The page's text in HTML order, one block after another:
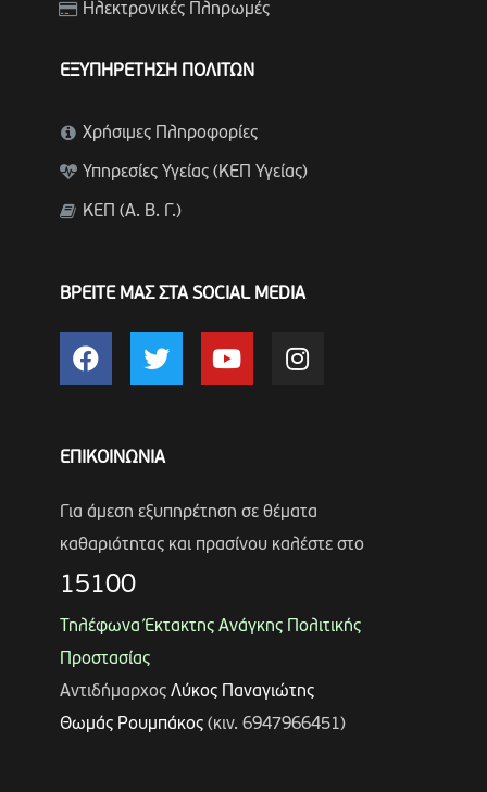
Ηλεκτρονικές Πληρωμές
ΕΞΥΠΗΡΕΤΗΣΗ ΠΟΛΙΤΩΝ
Χρήσιμες Πληροφορίες
Υπηρεσίες Υγείας (ΚΕΠ Υγείας)
ΚΕΠ (Α. Β. Γ.)
ΒΡΕΙΤΕ ΜΑΣ ΣΤΑ SOCIAL MEDIA
ΕΠΙΚΟΙΝΩΝΙΑ
Για άμεση εξυπηρέτηση σε θέματα
καθαριότητας και πρασίνου καλέστε στο
15100
Τηλέφωνα Έκτακτης Ανάγκης Πολιτικής
Προστασίας
Αντιδήμαρχος Λύκος Παναγιώτης
Θωμάς Ρουμπάκος(κιν. 6947966451)